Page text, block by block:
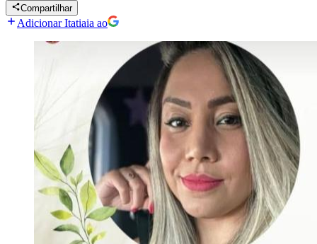
Compartilhar
Adicionar Itatiaia ao